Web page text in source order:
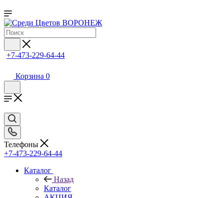
+7-473-229-64-44
Корзина 0
Телефоны
+7-473-229-64-44
Каталог
Назад
Каталог